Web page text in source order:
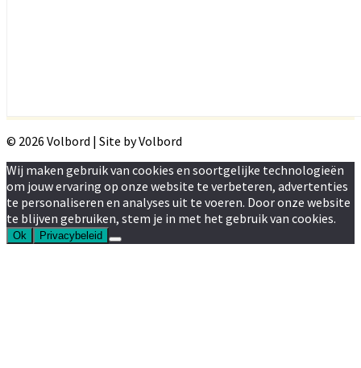
© 2026 Volbord | Site by Volbord
Wij maken gebruik van cookies en soortgelijke technologieën
om jouw ervaring op onze website te verbeteren, advertenties
te personaliseren en analyses uit te voeren. Door onze website
te blijven gebruiken, stem je in met het gebruik van cookies.
Ok Privacybeleid